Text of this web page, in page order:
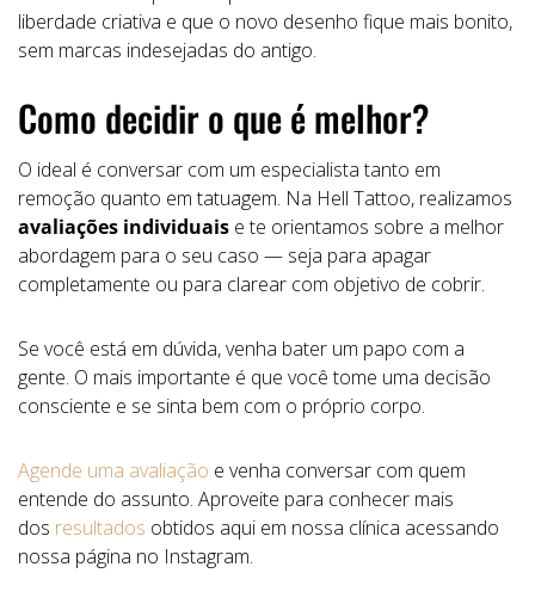
liberdade criativa e que o novo desenho fique mais bonito,
sem marcas indesejadas do antigo.
Como decidir o que é melhor?
O ideal é conversar com um especialista tanto em
remoção quanto em tatuagem. Na Hell Tattoo, realizamos
avaliações individuais e te orientamos sobre a melhor
abordagem para o seu caso — seja para apagar
completamente ou para clarear com objetivo de cobrir.
Se você está em dúvida, venha bater um papo com a
gente. O mais importante é que você tome uma decisão
consciente e se sinta bem com o próprio corpo.
Agende uma avaliação e venha conversar com quem
entende do assunto. Aproveite para conhecer mais
dos resultados obtidos aqui em nossa clínica acessando
nossa página no Instagram.